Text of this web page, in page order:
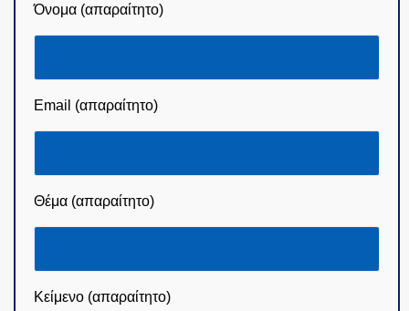
Όνομα (απαραίτητο)
Email (απαραίτητο)
Θέμα (απαραίτητο)
Κείμενο (απαραίτητο)